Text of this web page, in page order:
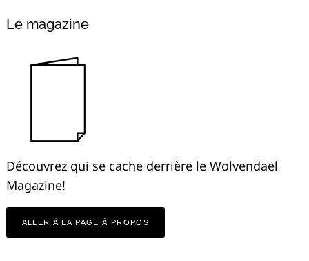
Le magazine
Découvrez qui se cache derrière le Wolvendael
Magazine!
ALLER À LA PAGE À PROPOS